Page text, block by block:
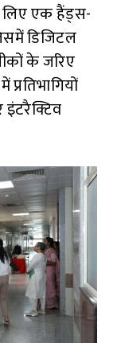
लिए एक हैंड्स-
डिजिटल
के जरिए
प्रतिभागियों